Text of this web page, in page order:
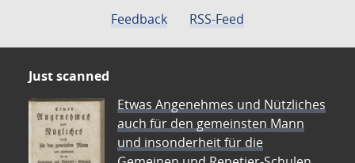
Feedback
RSS-Feed
Just scanned
Etwas Angenehmes und Nützliches
auch für den gemeinsten Mann
und insonderheit für die